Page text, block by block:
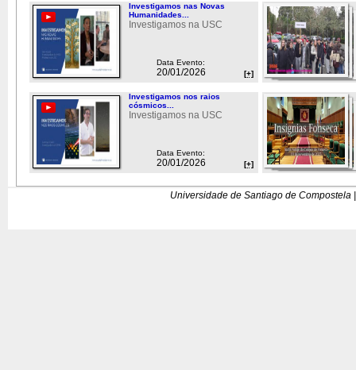
Investigamos nas Novas
Humanidades...
Investigamos na USC
Data Evento:
20/01/2026 [+]
Investigamos nos raios
cósmicos...
Investigamos na USC
Data Evento:
20/01/2026 [+]
Universidade de Santiago de